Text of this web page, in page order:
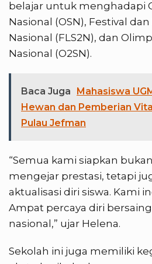
belajar untuk menghadapi
Nasional (OSN), Festival
Nasional (FLS2N), dan
Nasional (O2SN).
Baca Juga
Mahasiswa
Hewan dan Pemberian
Pulau Jefman
“Semua kami siapkan
mengejar prestasi, tetapi
aktualisasi diri siswa. Kami
Ampat percaya diri
nasional,” ujar Helena.
Sekolah ini juga memiliki